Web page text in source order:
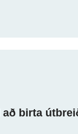
birta